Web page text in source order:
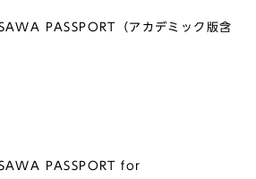
PASSPORT（アカデミック版含
PASSPORT for